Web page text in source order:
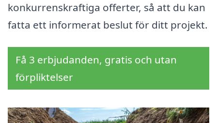
konkurrenskraftiga offerter, så att du kan
fatta ett informerat beslut för ditt projekt.
Få 3 erbjudanden, gratis och utan
förpliktelser